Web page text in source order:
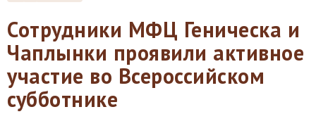
Сотрудники МФЦ Геническа и
Чаплынки проявили активное
участие во Всероссийском
субботнике